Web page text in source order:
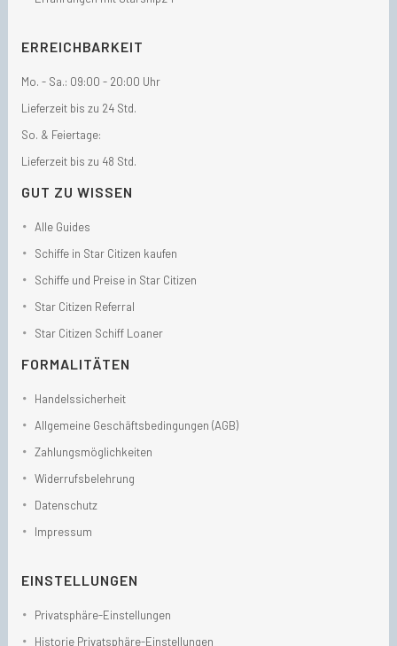
ERREICHBARKEIT
Mo. - Sa.: 09:00 - 20:00 Uhr
Lieferzeit bis zu 24 Std.
So. & Feiertage:
Lieferzeit bis zu 48 Std.
GUT ZU WISSEN
Alle Guides
Schiffe in Star Citizen kaufen
Schiffe und Preise in Star Citizen
Star Citizen Referral
Star Citizen Schiff Loaner
FORMALITÄTEN
Handelssicherheit
Allgemeine Geschäftsbedingungen (AGB)
Zahlungsmöglichkeiten
Widerrufsbelehrung
Datenschutz
Impressum
EINSTELLUNGEN
Privatsphäre-Einstellungen
Historie Privatsphäre-Einstellungen